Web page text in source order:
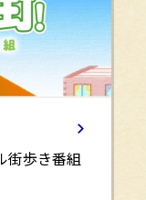
街歩き番組